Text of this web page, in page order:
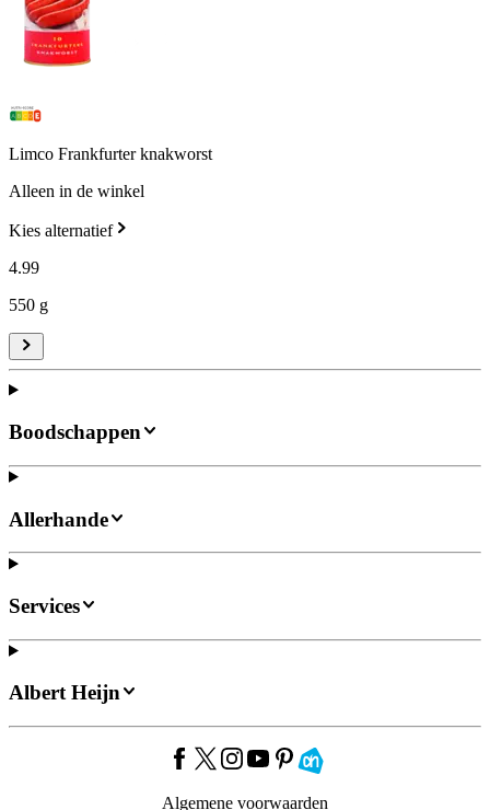
Limco Frankfurter knakworst
Alleen in de winkel
Kies alternatief
4.99
550 g
Boodschappen
Allerhande
Services
Albert Heijn
Algemene voorwaarden